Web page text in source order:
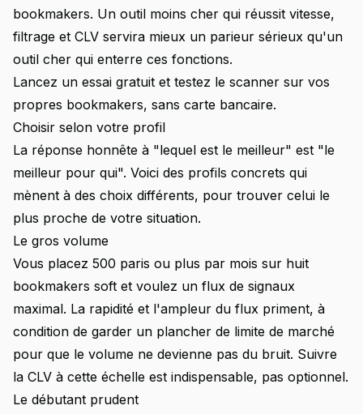
bookmakers. Un outil moins cher qui réussit vitesse,
filtrage et CLV servira mieux un parieur sérieux qu'un
outil cher qui enterre ces fonctions.
Lancez un essai gratuit et testez le scanner sur vos
propres bookmakers, sans carte bancaire.
Choisir selon votre profil
La réponse honnête à "lequel est le meilleur" est "le
meilleur pour qui". Voici des profils concrets qui
mènent à des choix différents, pour trouver celui le
plus proche de votre situation.
Le gros volume
Vous placez 500 paris ou plus par mois sur huit
bookmakers soft et voulez un flux de signaux
maximal. La rapidité et l'ampleur du flux priment, à
condition de garder un plancher de limite de marché
pour que le volume ne devienne pas du bruit. Suivre
la CLV à cette échelle est indispensable, pas optionnel.
Le débutant prudent